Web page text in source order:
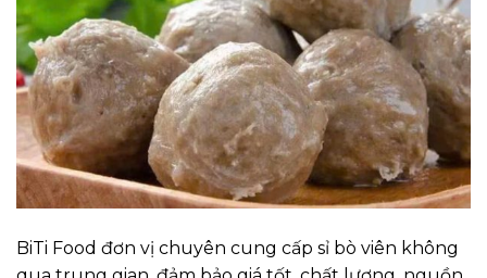
BiTi Food đơn vị chuyên cung cấp sỉ bò viên không